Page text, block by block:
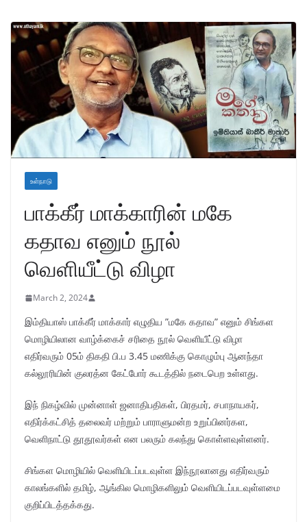
உள்நாடு
பாக்கீர் மாக்காரின் மகே
கதாவ எனும் நூல்
வெளியீட்டு விழா
March 2, 2024
இம்தியாஸ் பாக்கீர் மாக்கார் எழுதிய ”மகே கதாவ” எனும் சிங்கள
மொழியிலான வாழ்க்கைச் சரிதை நூல் வெளியீட்டு விழா
எதிர்வரும் 05ம் திகதி பி.ப 3.45 மணிக்கு கொழும்பு ஆனந்தா
கல்லூரியின் குலரத்ன கேட்போர் கூடத்தில் நடைபெற உள்ளது.
இந் நிகழ்வில் முன்னாள் ஜனாதிபதிகள், பிரதமர், சபாநாயகர்,
எதிர்க்கட்சித் தலைவர் மற்றும் பாராளுமன்ற உறுப்பினர்கள,
வெளிநாட்டு தூதூவர்கள் என பலரும் கலந்து கொள்ளவுள்ளனர்.
சிங்கள மொழியில் வெளியிடப்படவுள்ள இந்நூலானது எதிர்வரும்
காலங்களில் தமிழ், ஆங்கில மொழிகளிலும் வெளியிடப்படவுள்ளமை
குறிப்பிடத்தக்கது.